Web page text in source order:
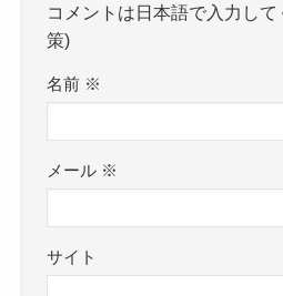
コメントは日本語で入力し
策)
名前 ※
メール ※
サイト